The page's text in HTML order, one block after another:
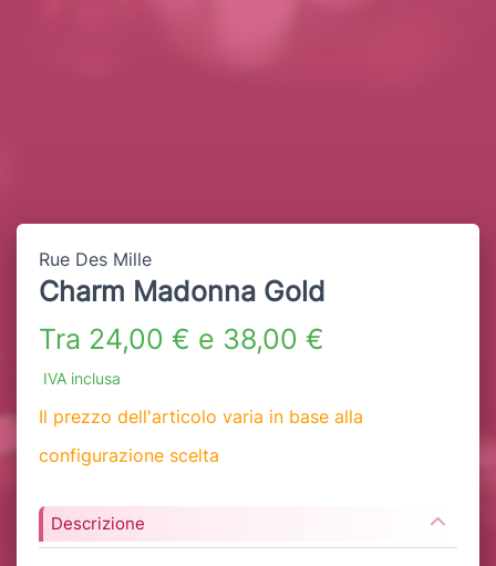
Rue Des Mille
Charm Madonna Gold
Tra 24,00 € e 38,00 €
IVA inclusa
Il prezzo dell'articolo varia in base alla
configurazione scelta
Descrizione